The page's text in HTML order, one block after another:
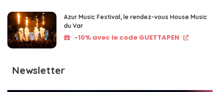
Azur Music Festival, le rendez-vous House Music
du Var
-10% avec le code GUETTAPEN
Newsletter